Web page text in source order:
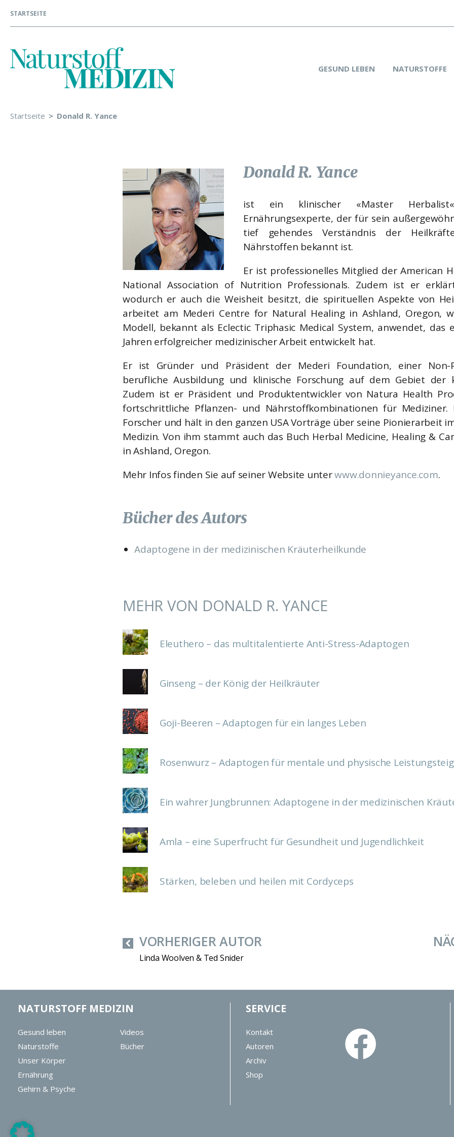
STARTSEITE
GESUND LEBEN NATURSTOFFE
Startseite Donald R. Yance
Donald R. Yance
ist ein klinischer «Master
Ernährungsexperte, der für sein
tief gehendes Verständnis der
Nährstoffen bekannt ist.
Er ist professionelles Mitglied der American
National Association of Nutrition Professionals. Zudem ist er
wodurch er auch die Weisheit besitzt, die spirituellen Aspekte von
arbeitet am Mederi Centre for Natural Healing in Ashland, Oregon,
Modell, bekannt als Eclectic Triphasic Medical System, anwendet,
Jahren erfolgreicher medizinischer Arbeit entwickelt hat.
Er ist Gründer und Präsident der Mederi Foundation, einer Non-
berufliche Ausbildung und klinische Forschung auf dem Gebiet der
Zudem ist er Präsident und Produktentwickler von Natura Health
fortschrittliche Pflanzen- und Nährstoffkombinationen für
Forscher und hält in den ganzen USA Vorträge über seine Pionierarbeit
Medizin. Von ihm stammt auch das Buch Herbal Medicine, Healing &
in Ashland, Oregon.
Mehr Infos finden Sie auf seiner Website unterwww.donnieyance.com.
Bücher des Autors
Adaptogene in der medizinischen Kräuterheilkunde
MEHR VON DONALD R. YANCE
Eleuthero – das multitalentierte Anti-Stress-Adaptogen
Ginseng – der König der Heilkräuter
Goji-Beeren – Adaptogen für ein langes Leben
Rosenwurz – Adaptogen für mentale und physische
Ein wahrer Jungbrunnen: Adaptogene in der medizinischen
Amla – eine Superfrucht für Gesundheit und Jugendlichkeit
Stärken, beleben und heilen mit Cordyceps
VORHERIGER AUTOR
Linda Woolven & Ted Snider
NATURSTOFF MEDIZIN
Gesund leben
Naturstoffe
Unser Körper
Ernährung
Gehirn & Psyche
Videos
Bücher
SERVICE
Kontakt
Autoren
Archiv
Shop